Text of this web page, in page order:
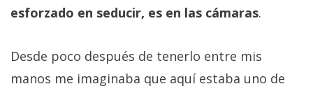
esforzado en seducir, es en las cámaras.
Desde poco después de tenerlo entre mis
manos me imaginaba que aquí estaba uno de